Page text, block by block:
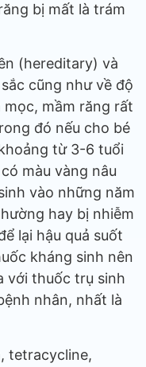
bị mất là trám
(hereditary) và
cũng như về độ
mầm răng rất
đó nếu cho bé
từ 3-6 tuổi
màu vàng nâu
vào những năm
hay bị nhiễm
lại hậu quả suốt
kháng sinh nên
với thuốc trụ sinh
nhân, nhất là
tetracycline,